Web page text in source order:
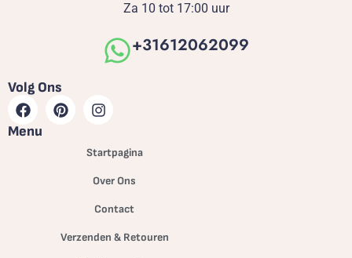
Za 10 tot 17:00 uur
+31612062099
Volg Ons
Menu
Startpagina
Over Ons
Contact
Verzenden & Retouren